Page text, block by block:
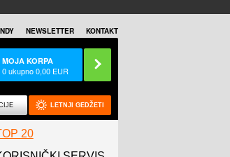
NEWSLETTER KONTAKT
MOJA KORPA
0ukupno0,00 EUR
LETNJI GEDŽETI
20